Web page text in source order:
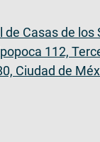
de Casas de los
112,
Ciudad de